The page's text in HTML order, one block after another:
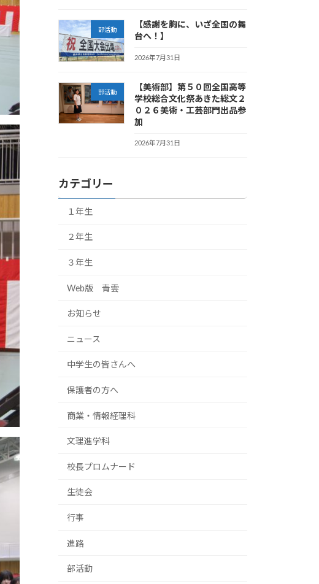
部活動
【感謝を胸に、いざ全国の舞
台へ！】
2026年7月31日
部活動
【美術部】第５０回全国高等
学校総合文化祭あきた総文２
０２６美術・工芸部門出品参
加
2026年7月31日
カテゴリー
１年生
２年生
３年生
Web版 青雲
お知らせ
ニュース
中学生の皆さんへ
保護者の方へ
商業・情報経理科
文理進学科
校長プロムナード
生徒会
行事
進路
部活動